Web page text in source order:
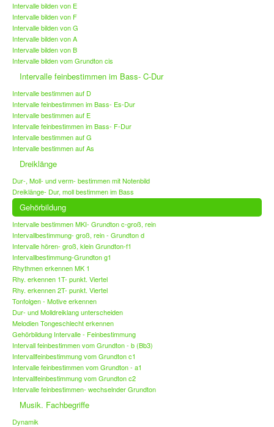
Intervalle bilden von E
Intervalle bilden von F
Intervalle bilden von G
Intervalle bilden von A
Intervalle bilden von B
Intervalle bilden vom Grundton cis
Intervalle feinbestimmen im Bass- C-Dur
Intervalle bestimmen auf D
Intervalle feinbestimmen im Bass- Es-Dur
Intervalle bestimmen auf E
Intervalle feinbestimmen im Bass- F-Dur
Intervalle bestimmen auf G
Intervalle bestimmen auf As
Dreiklänge
Dur-, Moll- und verm- bestimmen mit Notenbild
Dreiklänge- Dur, moll bestimmen im Bass
Gehörbildung
Intervalle bestimmen MKI- Grundton c-groß, rein
Intervallbestimmung- groß, rein - Grundton d
Intervalle hören- groß, klein Grundton-f1
Intervallbestimmung-Grundton g1
Rhythmen erkennen MK 1
Rhy. erkennen 1T- punkt. Viertel
Rhy. erkennen 2T- punkt. Viertel
Tonfolgen - Motive erkennen
Dur- und Molldreiklang unterscheiden
Melodien Tongeschlecht erkennen
Gehörbildung Intervalle - Feinbestimmung
Intervall feinbestimmen vom Grundton - b (Bb3)
Intervallfeinbestimmung vom Grundton c1
Intervalle feinbestimmen vom Grundton - a1
Intervallfeinbestimmung vom Grundton c2
Intervalle feinbestimmen- wechselnder Grundton
Musik. Fachbegriffe
Dynamik